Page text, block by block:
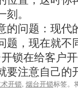
。
的问题：现代
题，现在就不
锁在给客户
要注意自己的
开锁, 烟台开锁标签。